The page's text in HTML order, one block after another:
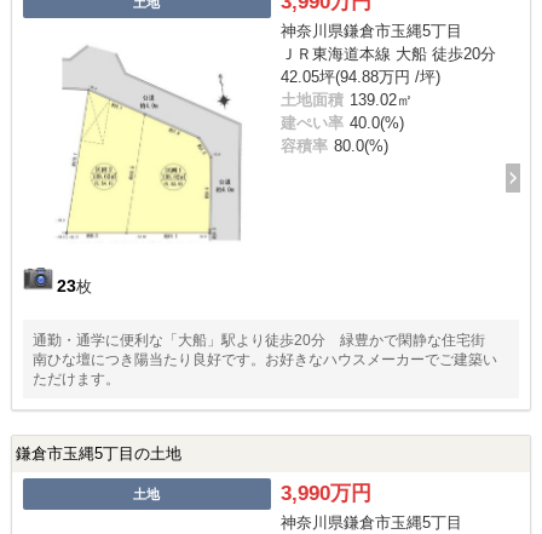
23枚
神奈川県鎌倉市玉縄5丁目
ＪＲ東海道本線 大船 徒歩20分
42.05坪(94.88万円 /坪)
土地面積 139.02㎡
建ぺい率 40.0(%)
容積率 80.0(%)
通勤・通学に便利な「大船」駅より徒歩20分 緑豊かで閑静な住宅街
南ひな壇につき陽当たり良好です。お好きなハウスメーカーでご建築い
ただけます。
鎌倉市玉縄5丁目の土地
土地 3,990万円
神奈川県鎌倉市玉縄5丁目